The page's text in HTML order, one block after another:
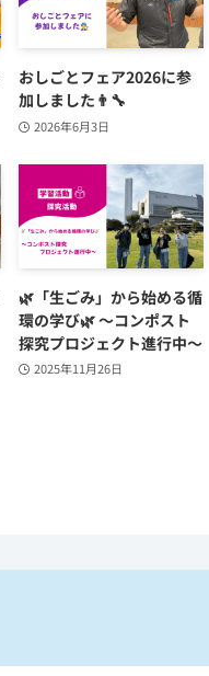
おしごとフェア2026に参
加しました👨‍🔧
2026年6月3日
🌿「生ごみ」から始める循
環の学び🌿 ～コンポスト
探究プロジェクト進行中～
2025年11月26日